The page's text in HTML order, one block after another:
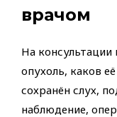
врачом
На консультации
опухоль, каков
сохранён слух,
наблюдение,